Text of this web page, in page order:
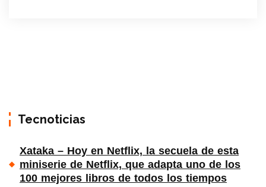
Tecnoticias
Xataka – Hoy en Netflix, la secuela de esta
miniserie de Netflix, que adapta uno de los
100 mejores libros de todos los tiempos